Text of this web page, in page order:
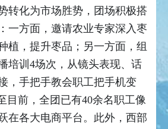
转化为市场胜势，团场积极搭
一方面，邀请农业专家深入枣
植，提升枣品；另一方面，组
培训4场次，从镜头表现、话
，手把手教会职工把手机变
目前，全团已有40余名职工像
在各大电商平台。此外，西部